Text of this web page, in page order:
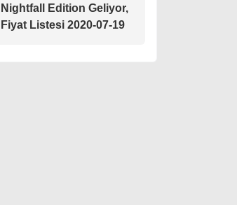
Nightfall Edition Geliyor,
Fiyat Listesi 2020-07-19